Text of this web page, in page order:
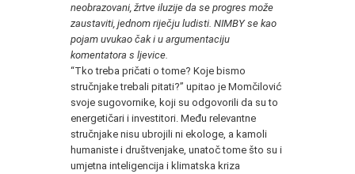
neobrazovani, žrtve iluzije da se progres može
zaustaviti, jednom riječju ludisti. NIMBY se kao
pojam uvukao čak i u argumentaciju
komentatora s ljevice.
“Tko treba pričati o tome? Koje bismo
stručnjake trebali pitati?” upitao je Momčilović
svoje sugovornike, koji su odgovorili da su to
energetičari i investitori. Među relevantne
stručnjake nisu ubrojili ni ekologe, a kamoli
humaniste i društvenjake, unatoč tome što su i
umjetna inteligencija i klimatska kriza